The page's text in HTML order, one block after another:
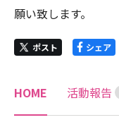
願い致します。
ポスト シェア
HOME 活動報告